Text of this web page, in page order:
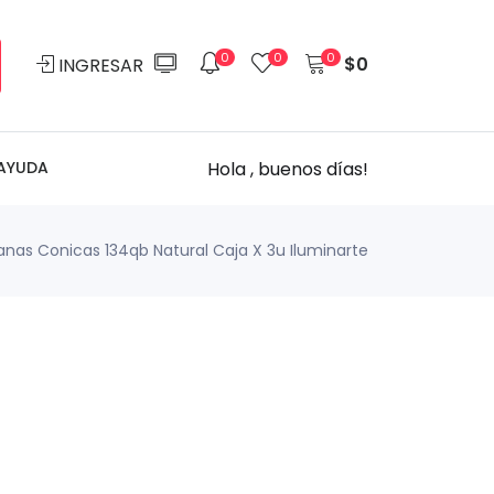
INGRESAR 0 0 0 $0
Hola , buenos días!
Conicas 134qb Natural Caja X 3u Iluminarte